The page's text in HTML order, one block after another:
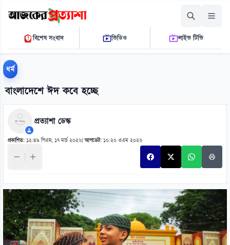
বৃহস্পতিবার, ০৬ আগস্ট ২০২৬
১১ ২৫ ৩৯ এ.এম.THE DAILY AJKER PROTTASHA
বিশেষ সংবাদ ভিডিও লাইভ টিভি
ধর্ম
বাংলাদেশে ঈদ কবে হচ্ছে
প্রত্যাশা ডেস্ক
প্রকাশিত: ১২:৪৯ পিএম, ১৭ মার্চ ২০২৬ |আপডেট: ১০:২০ এএম ২০২৬